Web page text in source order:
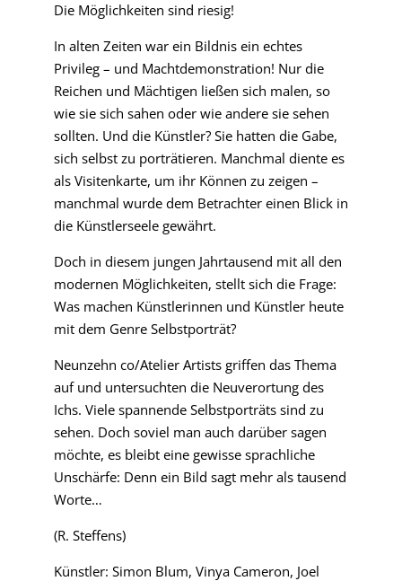
Die Möglichkeiten sind riesig!
In alten Zeiten war ein Bildnis ein echtes
Privileg – und Machtdemonstration! Nur die
Reichen und Mächtigen ließen sich malen, so
wie sie sich sahen oder wie andere sie sehen
sollten. Und die Künstler? Sie hatten die Gabe,
sich selbst zu porträtieren. Manchmal diente es
als Visitenkarte, um ihr Können zu zeigen –
manchmal wurde dem Betrachter einen Blick in
die Künstlerseele gewährt.
Doch in diesem jungen Jahrtausend mit all den
modernen Möglichkeiten, stellt sich die Frage:
Was machen Künstlerinnen und Künstler heute
mit dem Genre Selbstporträt?
Neunzehn co/Atelier Artists griffen das Thema
auf und untersuchten die Neuverortung des
Ichs. Viele spannende Selbstporträts sind zu
sehen. Doch soviel man auch darüber sagen
möchte, es bleibt eine gewisse sprachliche
Unschärfe: Denn ein Bild sagt mehr als tausend
Worte…
(R. Steffens)
Künstler: Simon Blum, Vinya Cameron, Joel